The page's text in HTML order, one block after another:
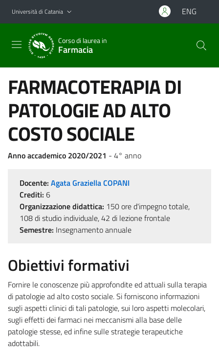
Vai al contenuto principale
Vai al menu di navigazione
Università di Catania ENG
Corso di laurea in
Farmacia
FARMACOTERAPIA DI
PATOLOGIE AD ALTO
COSTO SOCIALE
Anno accademico 2020/2021 - 4° anno
Docente: Agata Graziella COPANI
Crediti: 6
Organizzazione didattica: 150 ore d'impegno totale,
108 di studio individuale, 42 di lezione frontale
Semestre: Insegnamento annuale
Obiettivi formativi
Fornire le conoscenze più approfondite ed attuali sulla terapia
di patologie ad alto costo sociale. Si forniscono informazioni
sugli aspetti clinici di tali patologie, sui loro aspetti molecolari,
sugli effetti dei farmaci nei meccanismi alla base delle
patologie stesse, ed infine sulle strategie terapeutiche
adottabili.